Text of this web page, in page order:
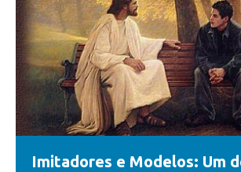
Imitadores e Modelos: Um